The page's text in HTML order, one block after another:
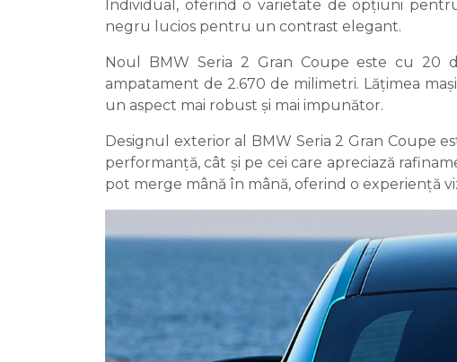
Individual, oferind o varietate de opțiuni
negru lucios pentru un contrast elegant.
Noul BMW Seria 2 Gran Coupe este cu 20
ampatament de 2.670 de milimetri. Lățimea
un aspect mai robust și mai impunător.
Designul exterior al BMW Seria 2 Gran Coupe
performanță, cât și pe cei care apreciază
pot merge mână în mână, oferind o experiență